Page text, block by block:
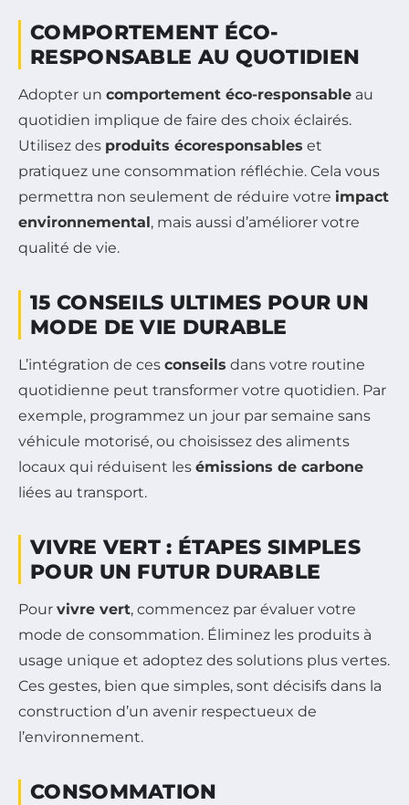
COMPORTEMENT ÉCO-
RESPONSABLE AU QUOTIDIEN
Adopter un comportement éco-responsable au
quotidien implique de faire des choix éclairés.
Utilisez des produits écoresponsables et
pratiquez une consommation réfléchie. Cela vous
permettra non seulement de réduire votre impact
environnemental, mais aussi d’améliorer votre
qualité de vie.
15 CONSEILS ULTIMES POUR UN
MODE DE VIE DURABLE
L’intégration de ces conseils dans votre routine
quotidienne peut transformer votre quotidien. Par
exemple, programmez un jour par semaine sans
véhicule motorisé, ou choisissez des aliments
locaux qui réduisent les émissions de carbone
liées au transport.
VIVRE VERT : ÉTAPES SIMPLES
POUR UN FUTUR DURABLE
Pour vivre vert, commencez par évaluer votre
mode de consommation. Éliminez les produits à
usage unique et adoptez des solutions plus vertes.
Ces gestes, bien que simples, sont décisifs dans la
construction d’un avenir respectueux de
l’environnement.
CONSOMMATION